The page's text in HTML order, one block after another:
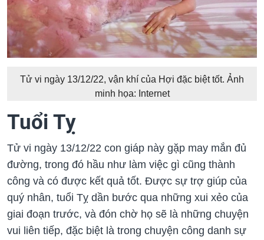
Tử vi ngày 13/12/22, vận khí của Hợi đặc biệt tốt. Ảnh
minh họa: Internet
Tuổi Tỵ
Tử vi ngày 13/12/22 con giáp này gặp may mắn đủ
đường, trong đó hầu như làm việc gì cũng thành
công và có được kết quả tốt. Được sự trợ giúp của
quý nhân, tuổi Tỵ dần bước qua những xui xẻo của
giai đoạn trước, và đón chờ họ sẽ là những chuyện
vui liên tiếp, đặc biệt là trong chuyện công danh sự